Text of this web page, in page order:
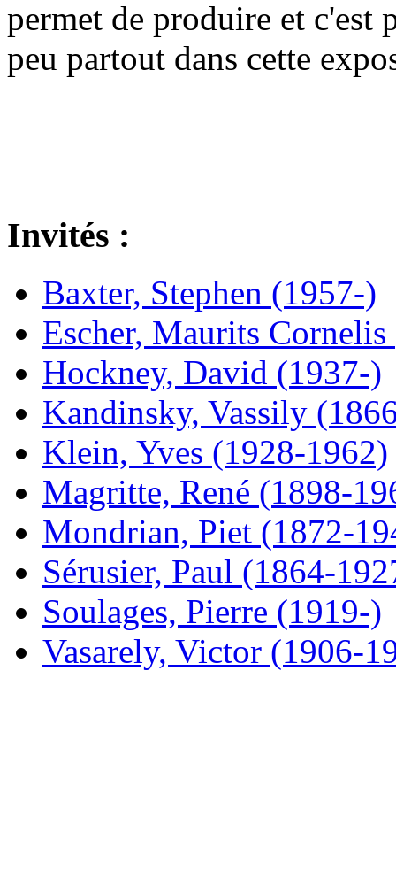
permet de produire et c'est
peu partout dans cette
Invités :
Baxter, Stephen (1957-)
Escher, Maurits
Hockney, David (1937-)
Kandinsky, Vassily
Klein, Yves (1928-1962)
Magritte, René (1898-
Mondrian, Piet (1872-
Sérusier, Paul (1864-
Soulages, Pierre (1919-)
Vasarely, Victor (1906-